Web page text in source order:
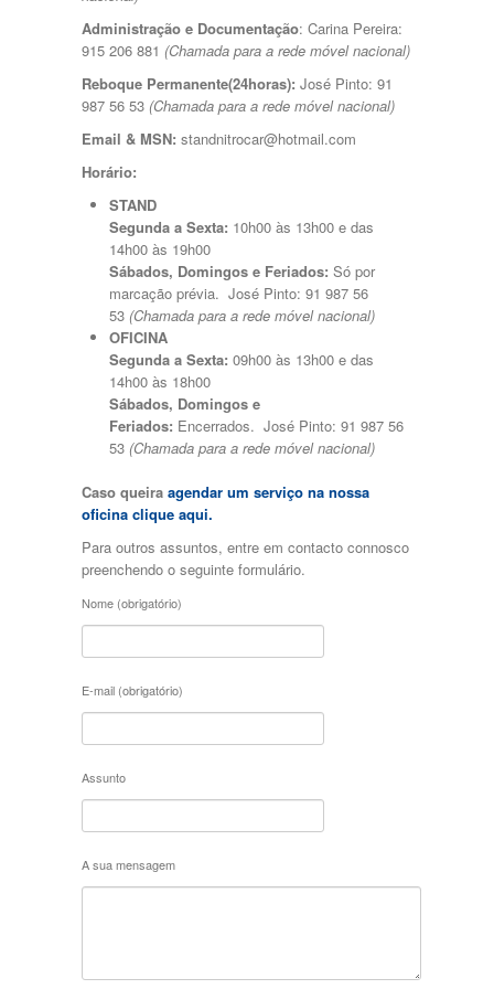
Retrovisores Elétricos
Faróis de Nevoeiro
Kit Sport
Bancos Dianteiros c/ Regulação Elétrica
Sistema de Controle de Pressão dos
Vidros Eléctricos à Frente
Faróis Direccionais
Faróis Diurnos
Leitor DVD
Bancos em Alcântara
Mesa Rebatível
Suspensão Desportiva
Vidros Eléctricos Frente + Trás
Faróis Reguláveis em Altura
Livro de Revisões
Bancos Traseiros Aquecidos
Suspensão Pneumática
Porta Bagageira Automática
Faróis Xénon
Bancos Traseiros c/ Conf. Individual
Trancamento Autom. das Portas em
Andamento
Rádio c/ Caixa CD's
Vidros Insonorizantes e Atérmicos
Não Fumador
Rádio C/ CD
Aibag's
Encostos de Cabeça Traseiros
Acabamentos em Alumínio
Volante em Pele
Volante Multi-Funções
Administração e Documentação: Carina Pereira:
915 206 881 (Chamada para a rede móvel nacional)
Reboque Permanente(24horas): José Pinto: 91
987 56 53 (Chamada para a rede móvel nacional)
Email & MSN: standnitrocar@hotmail.com
Horário:
STAND
Segunda a Sexta: 10h00 às 13h00 e das
14h00 às 19h00
Sábados, Domingos e Feriados: Só por
marcação prévia. José Pinto: 91 987 56
53 (Chamada para a rede móvel nacional)
OFICINA
Segunda a Sexta: 09h00 às 13h00 e das
14h00 às 18h00
Sábados, Domingos e
Feriados: Encerrados. José Pinto: 91 987 56
53 (Chamada para a rede móvel nacional)
Caso queira agendar um serviço na nossa
oficina clique aqui.
Para outros assuntos, entre em contacto connosco
preenchendo o seguinte formulário.
Nome (obrigatório)
E-mail (obrigatório)
Assunto
A sua mensagem